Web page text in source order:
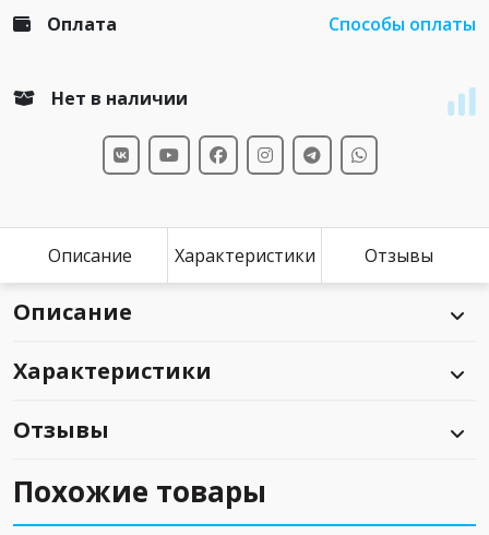
Оплата Способы оплаты
Нет в наличии
Описание Характеристики Отзывы
Описание
Характеристики
Отзывы
Похожие товары